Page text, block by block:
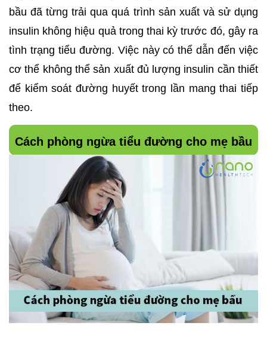
bầu đã từng trải qua quá trình sản xuất và sử dụng
insulin không hiệu quả trong thai kỳ trước đó, gây ra
tình trạng tiểu đường. Việc này có thể dẫn đến việc
cơ thể không thể sản xuất đủ lượng insulin cần thiết
để kiểm soát đường huyết trong lần mang thai tiếp
theo.
Cách phòng ngừa tiểu đường cho mẹ bầu